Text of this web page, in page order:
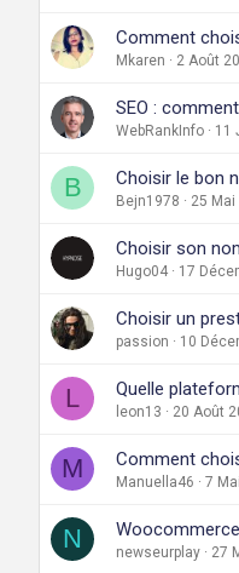
Comment
Mkaren 2 Août
SEO :
WebRankInfo 11
B Choisir le bon
Bejn1978 25 Mai
Choisir son
Hugo04 17
Choisir un
passion 10
L Quelle
leon13 20 Août
M Comment
Manuella46 7
N newseurplay 27